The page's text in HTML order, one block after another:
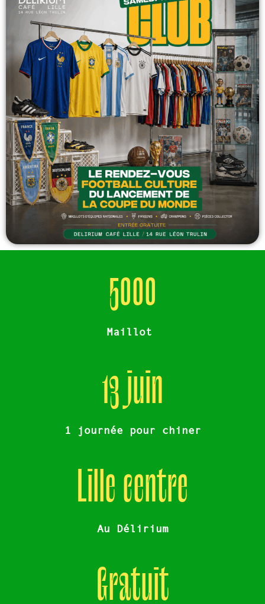
5000
Maillot
13 juin
1 journée pour chiner
Lille centre
Au Délirium
Gratuit